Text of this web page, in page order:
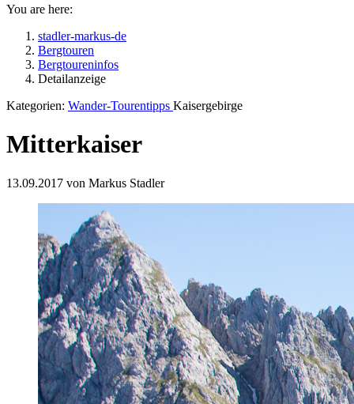
You are here:
stadler-markus-de
Bergtouren
Bergtoureninfos
Detailanzeige
Kategorien: Wander-Tourentipps Kaisergebirge
Mitterkaiser
13.09.2017 von Markus Stadler